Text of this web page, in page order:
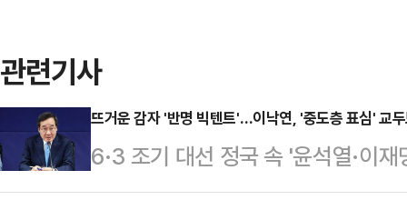
관련기사
뜨거운 감자 '반명 빅텐트'…이낙연, '중도층 표심' 교
6·3 조기 대선 정국 속 '윤석열·이
이재명) 빅텐트론이 대두됐다. '이